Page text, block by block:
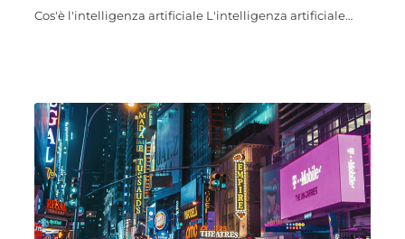
Cos'è l'intelligenza artificiale L'intelligenza artificiale…